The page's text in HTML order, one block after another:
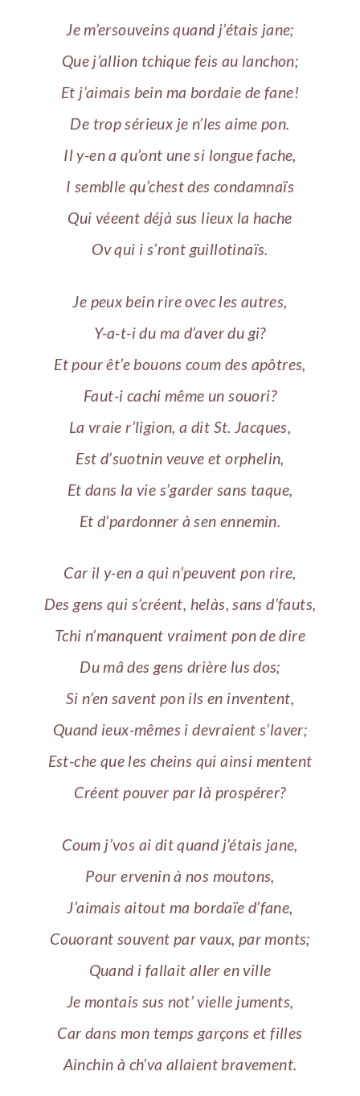
Je m’ersouveins quand j’étais jane;
Que j’allion tchique feis au lanchon;
Et j’aimais bein ma bordaie de fane!
De trop sérieux je n’les aime pon.
Il y-en a qu’ont une si longue fache,
I semblle qu’chest des condamnaïs
Qui véeent déjà sus lieux la hache
Ov qui i s’ront guillotinaïs.
Je peux bein rire ovec les autres,
Y-a-t-i du ma d’aver du gi?
Et pour êt’e bouons coum des apôtres,
Faut-i cachi même un souori?
La vraie r’ligion, a dit St. Jacques,
Est d’suotnin veuve et orphelin,
Et dans la vie s’garder sans taque,
Et d’pardonner à sen ennemin.
Car il y-en a qui n’peuvent pon rire,
Des gens qui s’créent, helàs, sans d’fauts,
Tchi n’manquent vraiment pon de dire
Du mâ des gens drière lus dos;
Si n’en savent pon ils en inventent,
Quand ieux-mêmes i devraient s’laver;
Est-che que les cheins qui ainsi mentent
Créent pouver par là prospérer?
Coum j’vos ai dit quand j’étais jane,
Pour ervenin à nos moutons,
J’aimais aitout ma bordaïe d’fane,
Couorant souvent par vaux, par monts;
Quand i fallait aller en ville
Je montais sus not’ vielle juments,
Car dans mon temps garçons et filles
Ainchin à ch’va allaient bravement.